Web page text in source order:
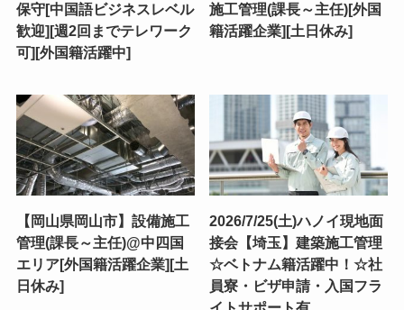
保守[中国語ビジネスレベル
歓迎][週2回までテレワーク
可][外国籍活躍中]
施工管理(課長～主任)[外国
籍活躍企業][土日休み]
【岡山県岡山市】設備施工
管理(課長～主任)@中四国
エリア[外国籍活躍企業][土
日休み]
2026/7/25(土)ハノイ現地面
接会【埼玉】建築施工管理
☆ベトナム籍活躍中！☆社
員寮・ビザ申請・入国フラ